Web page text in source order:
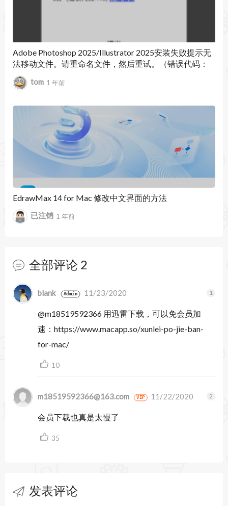
您的想法和计划。
单击按钮可以安全地共享文档，还可以邀请其他人
进行实时编辑。易于管理权限，查看处理文档的人
添加注释或将任务分配给组内的人，使有序、无序
的编辑和组织成为可能。
Word 2024 for Mac 16.93 更新内容：
安全更新
修复了已知问题。
- Bug fixes
Microsoft Word 2024 16.109 更新内容：
更新日期：2026年5月12日
- 质量和性能改进。
Microsoft Word 2024 16.111 更新内容：
- 常规质量和性能改进。
- 安全更新包括CVE-2026-55033、CVE-2026-
55038、CVE-2026-55050、CVE-2026-55055、
CVE-2026-55134、CVE-2026-55142。
Adobe Photoshop 2025/Illustrator 2025安装失败提示无
法移动文件。请重命名文件，然后重试。（错误代码：
146）
tom 1 年前
EdrawMax 14 for Mac 修改中文界面的方法
已注销 1 年前
全部评论 2
暂无跟帖
blank Admin 11/23/2020
@m18519592366 用迅雷下载，可以免会员加
速：https://www.macapp.so/xunlei-po-jie-ban-
for-mac/
10
m18519592366@163.com VIP 11/22/2020
会员下载也真是太慢了
35
发表评论